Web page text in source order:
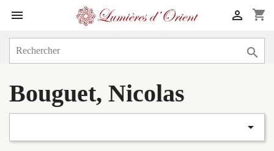
 shopping_cart


Bouguet, Nicolas
